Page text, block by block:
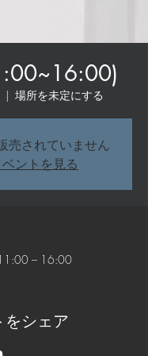
|
場所を未定にする
売されていません
ントを見る
– 16:00
をシェア